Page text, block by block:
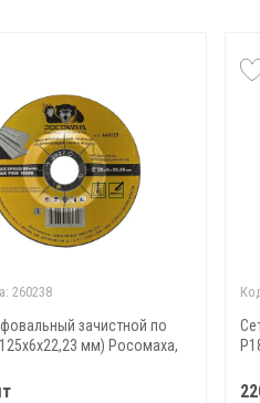
260238
зачистной по
мм) Росомаха,